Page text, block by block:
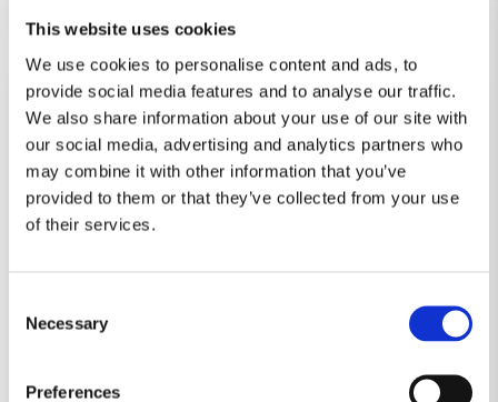
This website uses cookies
We use cookies to personalise content and ads, to
provide social media features and to analyse our traffic.
We also share information about your use of our site with
our social media, advertising and analytics partners who
may combine it with other information that you’ve
provided to them or that they’ve collected from your use
of their services.
Selection
Necessary
Preferences